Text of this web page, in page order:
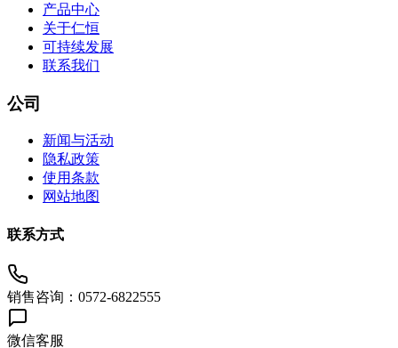
产品中心
关于仁恒
可持续发展
联系我们
公司
新闻与活动
隐私政策
使用条款
网站地图
联系方式
销售咨询：0572-6822555
微信客服